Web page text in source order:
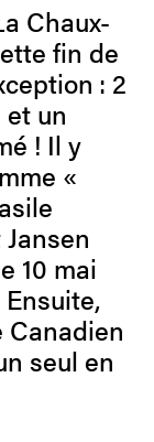
Chaux-
fin de
: 2
un
! Il y
«
10 mai
Ensuite,
Canadien
seul en